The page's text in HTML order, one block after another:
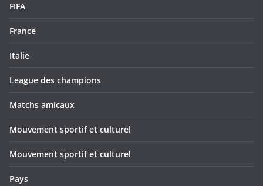
FIFA
France
Italie
League des champions
Matchs amicaux
Mouvement sportif et culturel
Mouvement sportif et culturel
Pays